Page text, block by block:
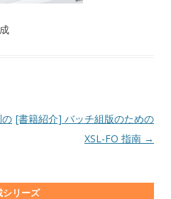
[書籍紹介] バッチ組版のための
XSL-FO 指南 →
シリーズ